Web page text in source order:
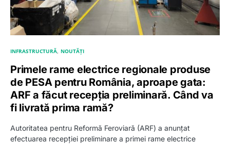
INFRASTRUCTURĂ NOUTĂȚI
Primele rame electrice regionale produse
de PESA pentru România, aproape gata:
ARF a făcut recepția preliminară. Când va
fi livrată prima ramă?
Autoritatea pentru Reformă Feroviară (ARF) a anunțat
efectuarea recepției preliminare a primei rame electrice